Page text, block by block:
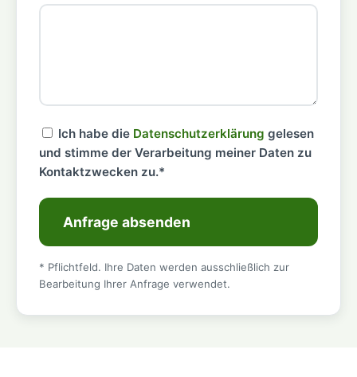
Ich habe die Datenschutzerklärung gelesen
und stimme der Verarbeitung meiner Daten zu
Kontaktzwecken zu.*
Anfrage absenden
* Pflichtfeld. Ihre Daten werden ausschließlich zur
Bearbeitung Ihrer Anfrage verwendet.